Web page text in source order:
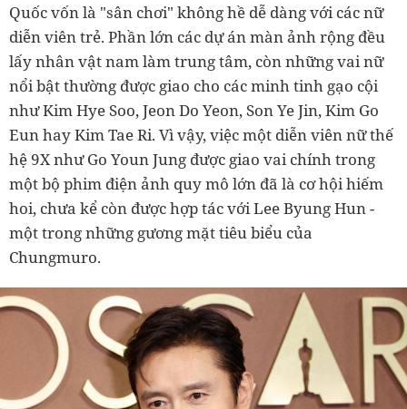
Quốc vốn là "sân chơi" không hề dễ dàng với các nữ
diễn viên trẻ. Phần lớn các dự án màn ảnh rộng đều
lấy nhân vật nam làm trung tâm, còn những vai nữ
nổi bật thường được giao cho các minh tinh gạo cội
như Kim Hye Soo, Jeon Do Yeon, Son Ye Jin, Kim Go
Eun hay Kim Tae Ri. Vì vậy, việc một diễn viên nữ thế
hệ 9X như Go Youn Jung được giao vai chính trong
một bộ phim điện ảnh quy mô lớn đã là cơ hội hiếm
hoi, chưa kể còn được hợp tác với Lee Byung Hun -
một trong những gương mặt tiêu biểu của
Chungmuro.